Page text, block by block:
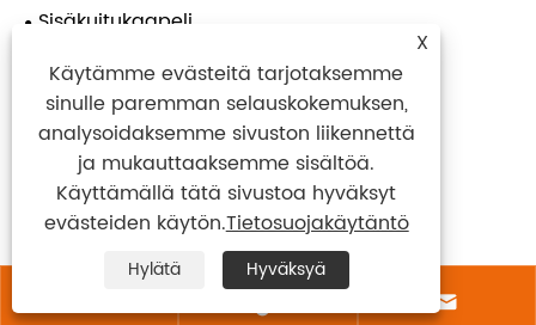
Sisäkuitukaapeli
Ulkokuitukaapeli
Laastari- ja pigtail
Nopealiitin
Vedenpitävä liitin
Sovitin

X
Käytämme evästeitä tarjotaksemme
sinulle paremman selauskokemuksen,
analysoidaksemme sivuston liikennettä
ja mukauttaaksemme sisältöä.
Käyttämällä tätä sivustoa hyväksyt
evästeiden käytön.Tietosuojakäytäntö
Hylätä Hyväksyä